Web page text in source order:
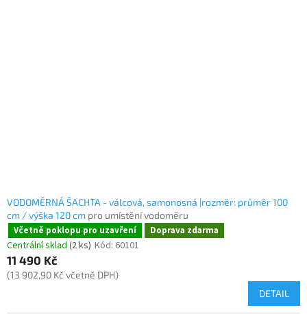
VODOMĚRNÁ ŠACHTA - válcová, samonosná |rozměr: průměr 100
cm / výška 120 cm pro umístění vodoměru
Včetně poklopu pro uzavření Doprava zdarma
Centrální sklad (2 ks) Kód: 60101
11 490 Kč
(13 902,90 Kč včetně DPH)
DETAIL